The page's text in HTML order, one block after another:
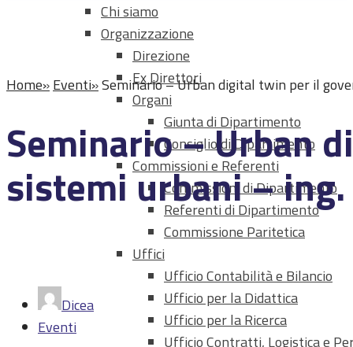
Chi siamo
Organizzazione
Direzione
Ex Direttori
Organi
Giunta di Dipartimento
Consiglio di Dipartimento
Commissioni e Referenti
Commissioni di Dipartimento
Referenti di Dipartimento
Commissione Paritetica
Uffici
Ufficio Contabilità e Bilancio
Ufficio per la Didattica
Ufficio per la Ricerca
Ufficio Contratti, Logistica e
Home Eventi Seminario – Urban digital twin per il
Seminario – Urban
sistemi urbani –
Dicea
Eventi